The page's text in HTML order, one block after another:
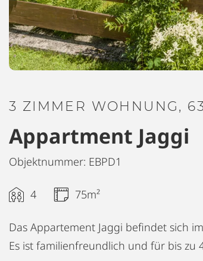
3 ZIMMER WOHNUNG,
Appartment Jaggi
Objektnummer: EBPD1
4 75m²
Das Appartement Jaggi befindet sich
Es ist familienfreundlich und für bis zu